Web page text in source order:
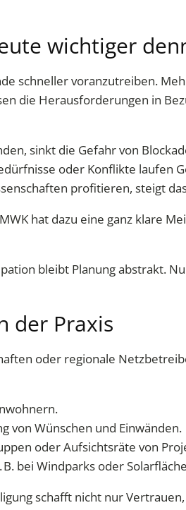
wichtiger
schneller voranzutreiben.
die Herausforderungen in
sinkt die Gefahr von
oder Konflikte laufen
profitieren, steigt
hat dazu eine ganz klare
bleibt Planung abstrakt.
der Praxis
oder regionale
von Wünschen und Einwänden.
oder Aufsichtsräte von
bei Windparks oder
schafft nicht nur